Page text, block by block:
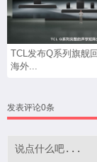
TCL发布Q系列旗舰
海外...
发表评论0条